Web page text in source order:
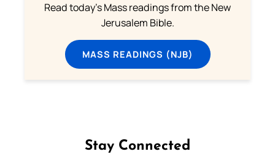
Read today's Mass readings from the New
Jerusalem Bible.
MASS READINGS (NJB)
Stay Connected